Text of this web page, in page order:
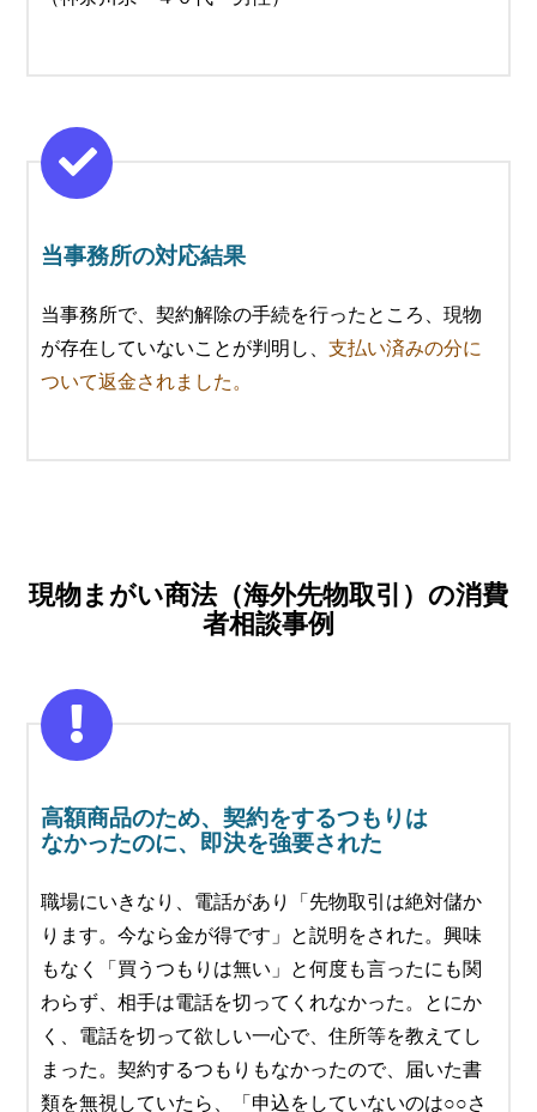
当事務所の対応結果
当事務所で、契約解除の手続を行ったところ、現物
が存在していないことが判明し、支払い済みの分に
ついて返金されました。
現物まがい商法（海外先物取引）の消費
者相談事例
高額商品のため、契約をするつもりは
なかったのに、即決を強要された
職場にいきなり、電話があり「先物取引は絶対儲か
ります。今なら金が得です」と説明をされた。興味
もなく「買うつもりは無い」と何度も言ったにも関
わらず、相手は電話を切ってくれなかった。とにか
く、電話を切って欲しい一心で、住所等を教えてし
まった。契約するつもりもなかったので、届いた書
類を無視していたら、「申込をしていないのは○○さ